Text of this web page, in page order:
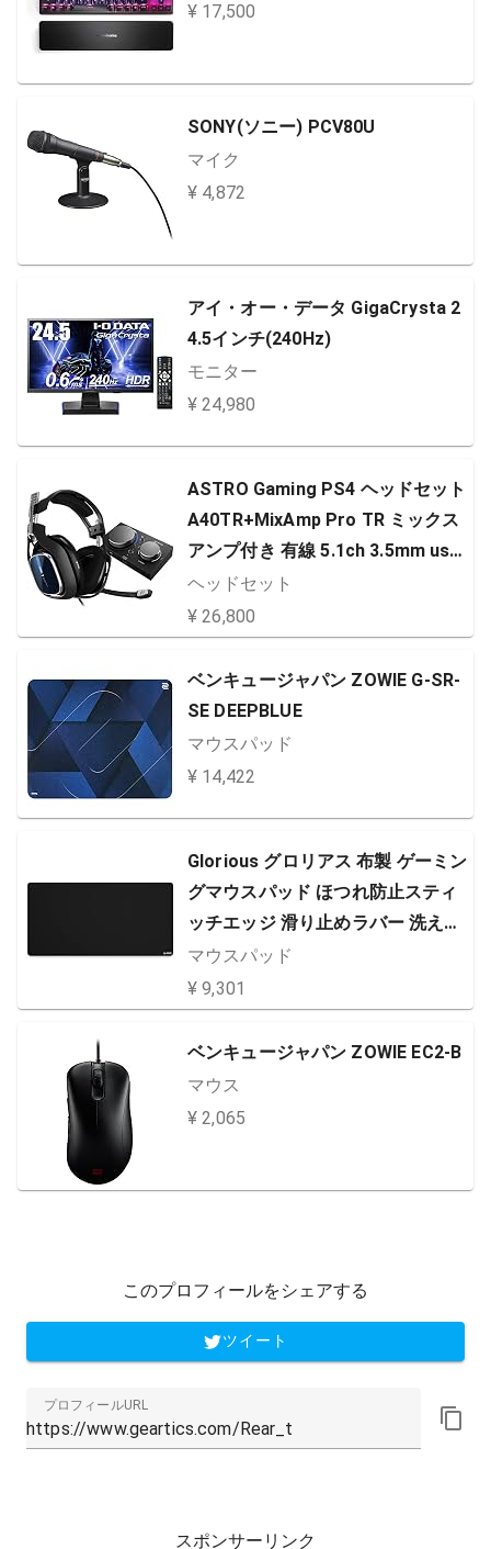
¥ 17,500
SONY(ソニー) PCV80U
マイク
¥ 4,872
アイ・オー・データ GigaCrysta 2
4.5インチ(240Hz)
モニター
¥ 24,980
ASTRO Gaming PS4 ヘッドセット
A40TR+MixAmp Pro TR ミックス
アンプ付き 有線 5.1ch 3.5mm usb
PS5 PS4 PC Mac Switch スマホ A
40TR-MAP-002 国内正規品
ヘッドセット
¥ 26,800
ベンキュージャパン ZOWIE G-SR-
SE DEEPBLUE
マウスパッド
¥ 14,422
Glorious グロリアス 布製 ゲーミン
グマウスパッド ほつれ防止スティ
ッチエッジ 滑り止めラバー 洗える
46x91cm 厚さ3mm ゲーミングマ
ウスパッド 大型 mouse pad国内正
規品 (G-XXL)
マウスパッド
¥ 9,301
ベンキュージャパン ZOWIE EC2-B
マウス
¥ 2,065
このプロフィールをシェアする
ツイート
プロフィールURL
スポンサーリンク